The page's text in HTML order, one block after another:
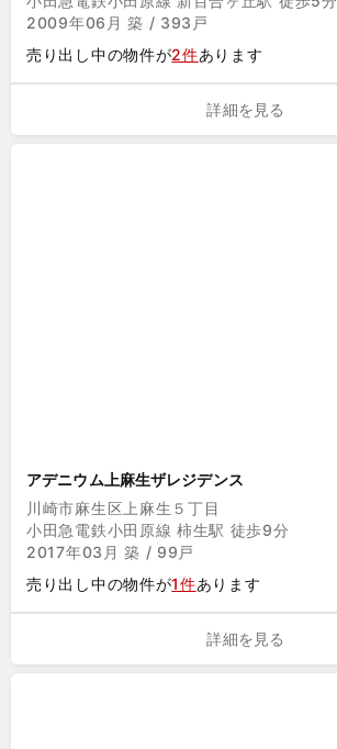
2009年06月 築 / 393戸
売り出し中の物件が2件あります
詳細を見る
アデニウム上麻生ザレジデンス
川崎市麻生区上麻生５丁目
小田急電鉄小田原線 柿生駅 徒歩9分
2017年03月 築 / 99戸
売り出し中の物件が1件あります
詳細を見る